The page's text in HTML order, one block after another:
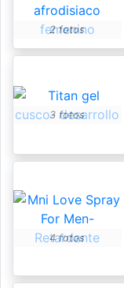
2 fotos
3 fotos
4 fotos